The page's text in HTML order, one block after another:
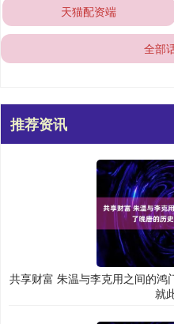
天猫配资端
全部
推荐资讯
共享财富 朱温与李克用之间的鸿
就